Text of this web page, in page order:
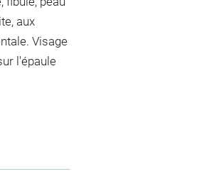
aux
Visage
l'épaule